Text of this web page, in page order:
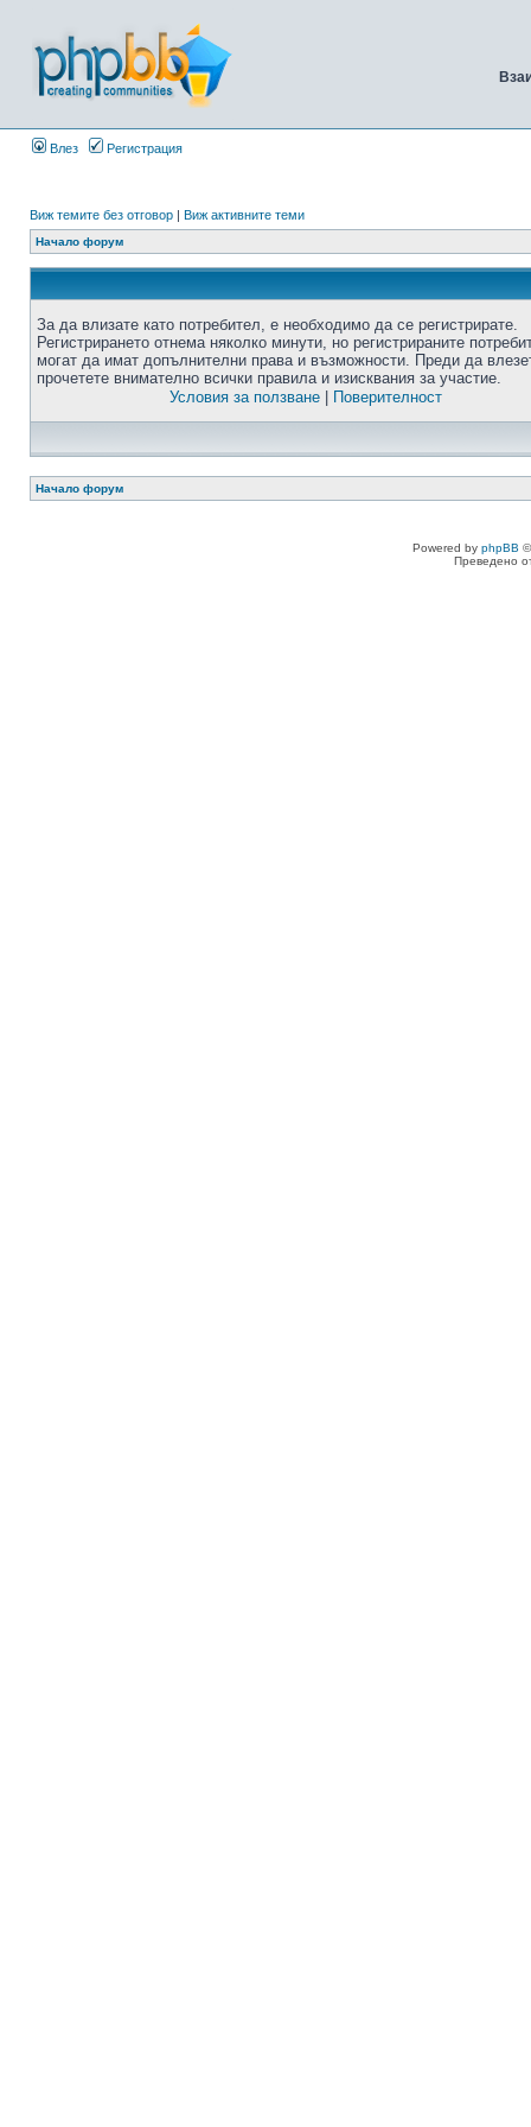
Влез Регистрация
Виж темите без отговор | Виж активните теми
Начало форум
За да влизате като потребител, е необходимо да се регистрирате.
Регистрирането отнема няколко минути, но регистрираните
могат да имат допълнителни права и възможности. Преди да
прочетете внимателно всички правила и изисквания за участие.
Условия за ползване| Поверителност
Начало форум
Powered by phpBB
Преведено